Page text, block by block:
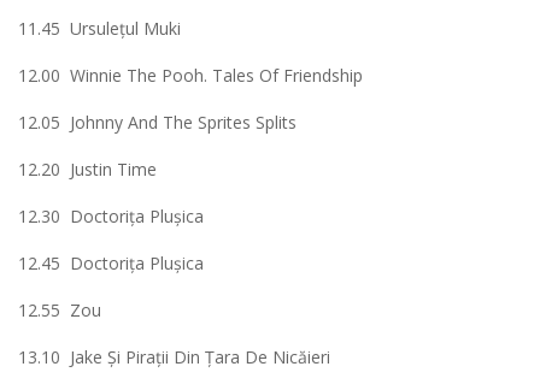
11.45 Ursuleţul Muki
12.00 Winnie The Pooh. Tales Of Friendship
12.05 Johnny And The Sprites Splits
12.20 Justin Time
12.30 Doctoriţa Pluşica
12.45 Doctoriţa Pluşica
12.55 Zou
13.10 Jake Şi Piraţii Din Ţara De Nicăieri